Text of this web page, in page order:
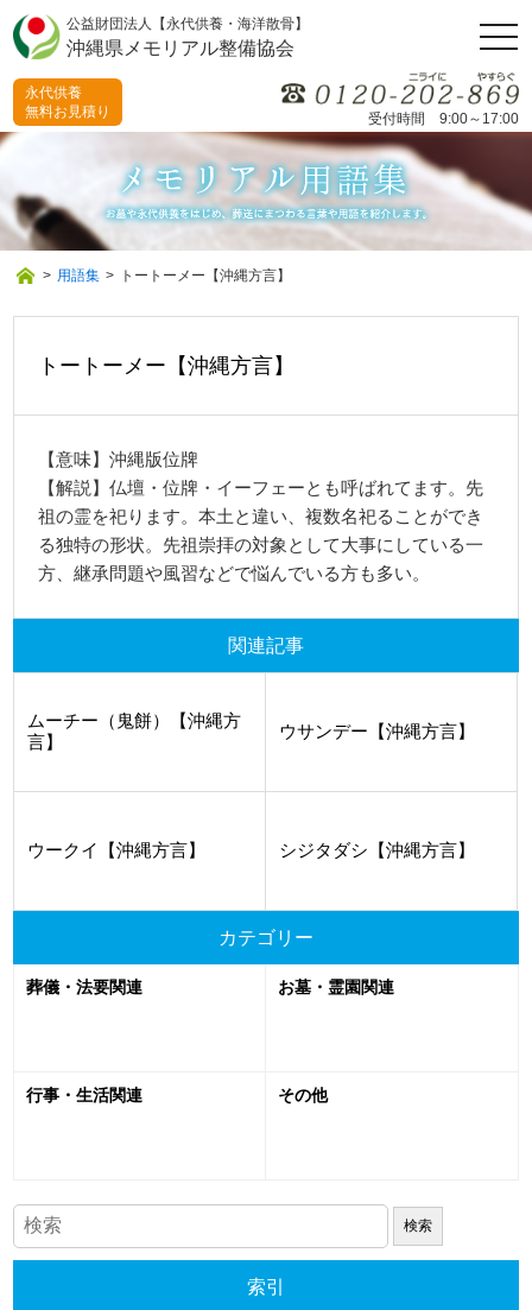
公益財団法人【永代供養・海洋散骨】
沖縄県メモリアル整備協会
受付時間 9:00～17:00
永代供養
無料お見積り
> 用語集 > トートーメー【沖縄方言】
トートーメー【沖縄方言】
【意味】沖縄版位牌
【解説】仏壇・位牌・イーフェーとも呼ばれてます。先
祖の霊を祀ります。本土と違い、複数名祀ることができ
る独特の形状。先祖崇拝の対象として大事にしている一
方、継承問題や風習などで悩んでいる方も多い。
関連記事
ムーチー（鬼餅）【沖縄方
言】
ウサンデー【沖縄方言】
ウークイ【沖縄方言】 シジタダシ【沖縄方言】
カテゴリー
葬儀・法要関連 お墓・霊園関連
行事・生活関連 その他
索引